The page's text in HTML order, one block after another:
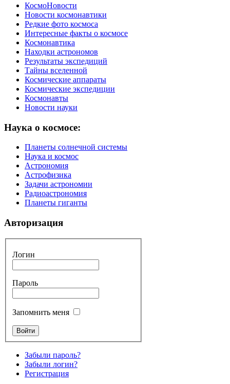
КосмоНовости
Новости космонавтики
Редкие фото космоса
Интересные факты о космосе
Космонавтика
Находки астрономов
Результаты экспедиций
Тайны вселенной
Космические аппараты
Космические экспедиции
Космонавты
Новости науки
Наука о космосе:
Планеты солнечной системы
Наука и космос
Астрономия
Астрофизика
Задачи астрономии
Радиоастрономия
Планеты гиганты
Авторизация
Логин
Пароль
Запомнить меня
Забыли пароль?
Забыли логин?
Регистрация